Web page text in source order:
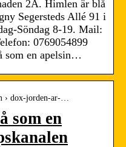
2A. Himlen är blå
Segersteds Allé 91 i
Söndag 8-19. Mail:
0769054899
som en apelsin…
› dox-jorden-ar-…
som en